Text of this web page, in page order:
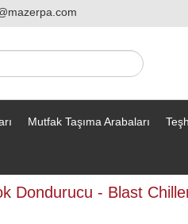
Mutfak Taşıma Arabaları
Dondurucu - Blast